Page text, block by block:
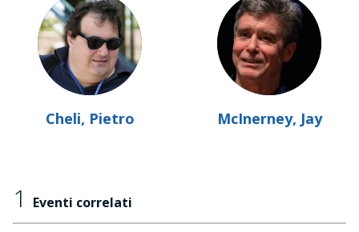
Cheli, Pietro McInerney, Jay
1 Eventi correlati